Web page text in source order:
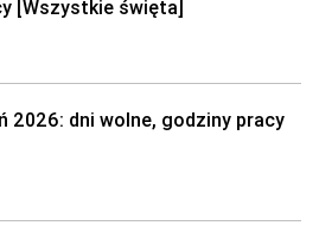
[Wszystkie święta]
2026: dni wolne, godziny pracy